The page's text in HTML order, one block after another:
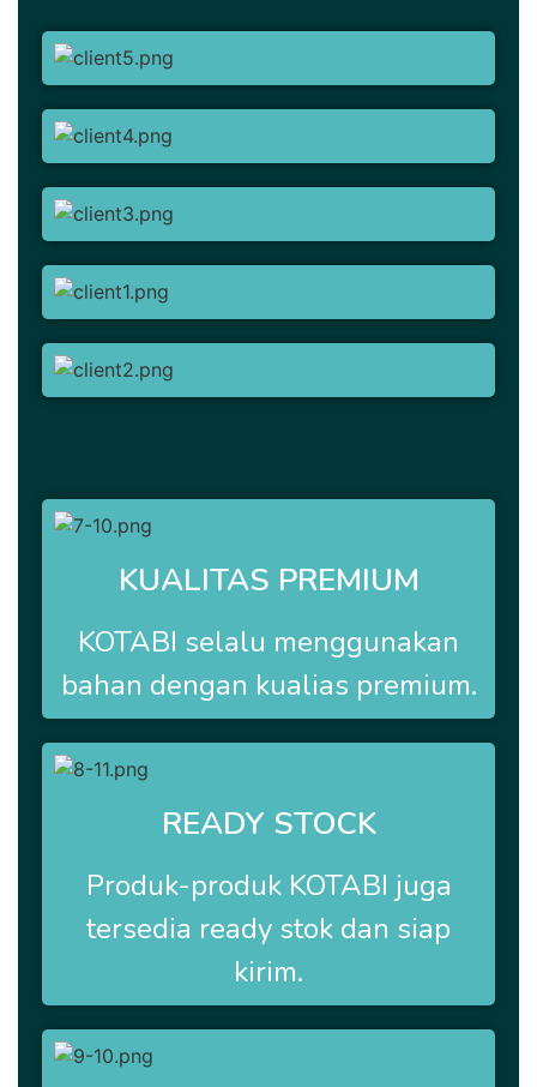
KUALITAS PREMIUM
KOTABI selalu menggunakan
bahan dengan kualias premium.
READY STOCK
Produk-produk KOTABI juga
tersedia ready stok dan siap
kirim.